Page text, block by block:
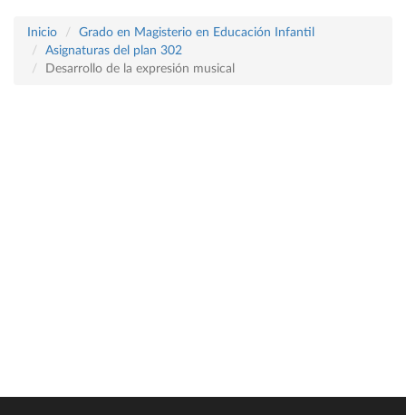
Inicio
Grado en Magisterio en Educación Infantil
Asignaturas del plan 302
Desarrollo de la expresión musical